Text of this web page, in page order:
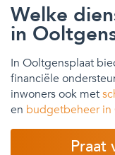
Welke
in
In Ooltgensplaat
financiële
inwoners ook met
en budgetbeheer in
Praat